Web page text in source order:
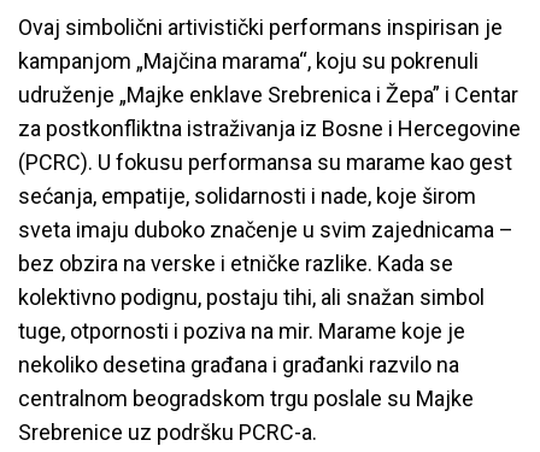
Ovaj simbolični artivistički performans inspirisan je
kampanjom „Majčina marama“, koju su pokrenuli
udruženje „Majke enklave Srebrenica i Žepa” i Centar
za postkonfliktna istraživanja iz Bosne i Hercegovine
(PCRC). U fokusu performansa su marame kao gest
sećanja, empatije, solidarnosti i nade, koje širom
sveta imaju duboko značenje u svim zajednicama –
bez obzira na verske i etničke razlike. Kada se
kolektivno podignu, postaju tihi, ali snažan simbol
tuge, otpornosti i poziva na mir. Marame koje je
nekoliko desetina građana i građanki razvilo na
centralnom beogradskom trgu poslale su Majke
Srebrenice uz podršku PCRC-a.